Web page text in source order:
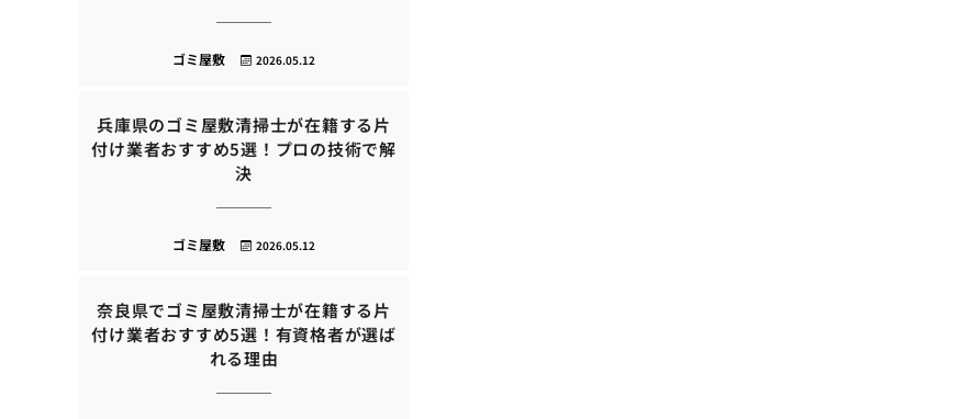
2026.05.12
ゴミ屋敷
兵庫県のゴミ屋敷清掃士が在籍する片
付け業者おすすめ5選！プロの技術で解
決
2026.05.12
ゴミ屋敷
奈良県でゴミ屋敷清掃士が在籍する片
付け業者おすすめ5選！有資格者が選ば
れる理由